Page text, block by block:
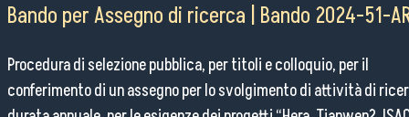
Bando per Assegno di ricerca | Bando 2024-51-
Procedura di selezione pubblica, per titoli e colloquio, per il
conferimento di un assegno per lo svolgimento di attività di
Come raggiungerci
Per il personale